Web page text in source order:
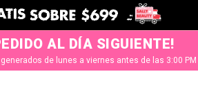
AL DÍA SIGUIENTE!
de lunes a viernes antes de las 3:00 PM